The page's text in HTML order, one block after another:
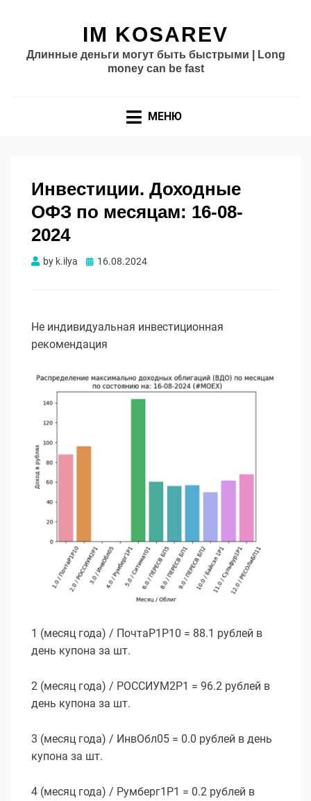
IM KOSAREV
Длинные деньги могут быть быстрыми | Long
money can be fast
МЕНЮ
Инвестиции. Доходные
ОФЗ по месяцам: 16-08-
2024
by k.ilya Опубликовано
16.08.2024
Не индивидуальная инвестиционная
рекомендация
1 (месяц года) / ПочтаР1P10 = 88.1 рублей в
день купона за шт.
2 (месяц года) / РОССИУМ2P1 = 96.2 рублей в
день купона за шт.
3 (месяц года) / ИнвОбл05 = 0.0 рублей в день
купона за шт.
4 (месяц года) / Румберг1P1 = 0.2 рублей в